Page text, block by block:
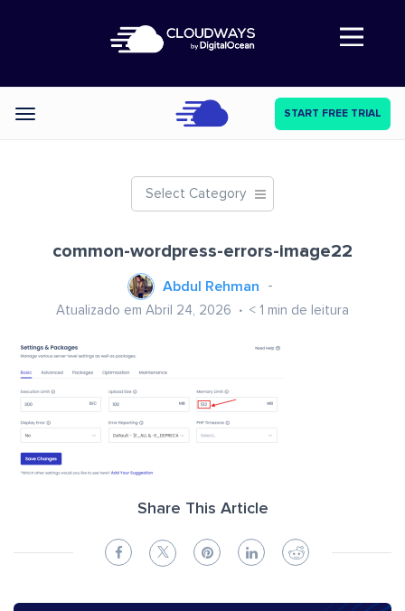
Abre a navegação
Categories START FREE TRIAL
Select Category
common-wordpress-errors-image22
Abdul Rehman
Atualizado em Abril 24, 2026 < 1 min de leitura
Share This Article